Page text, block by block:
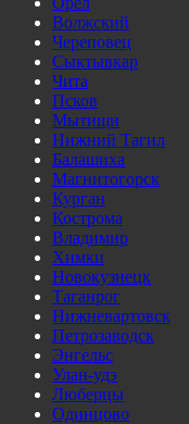
Волжский
Череповец
Сыктывкар
Чита
Псков
Мытищи
Нижний Тагил
Балашиха
Магнитогорск
Курган
Кострома
Владимир
Химки
Новокузнецк
Таганрог
Нижневартовск
Петрозаводск
Энгельс
Улан-удэ
Люберцы
Одинцово